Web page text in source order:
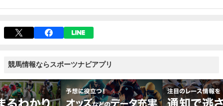
競馬情報ならスポーツナビアプリ